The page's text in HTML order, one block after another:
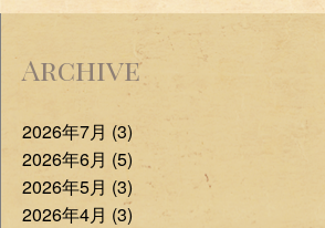
Archive
2026年7月 (3)
2026年6月 (5)
2026年5月 (3)
2026年4月 (3)